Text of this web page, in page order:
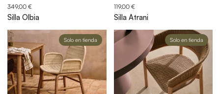
349,00 €
Silla Olbia
119,00 €
Silla Atrani
Solo en tienda Solo en tienda